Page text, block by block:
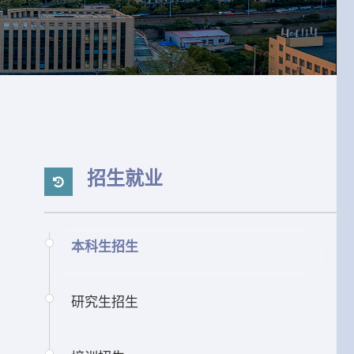
招生就业
本科生招生
研究生招生